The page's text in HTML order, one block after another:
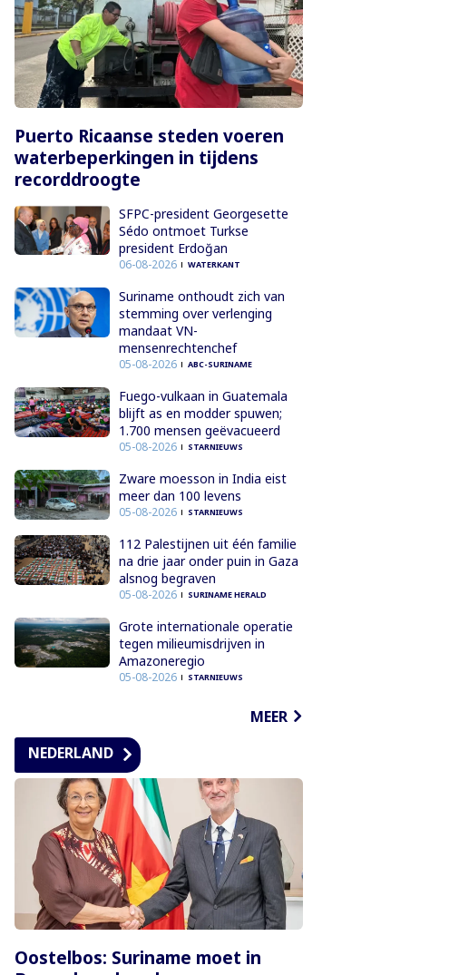
Puerto Ricaanse steden voeren
waterbeperkingen in tijdens
recorddroogte
SFPC-president Georgesette
Sédo ontmoet Turkse
president Erdoğan
06-08-2026 WATERKANT
Suriname onthoudt zich van
stemming over verlenging
mandaat VN-
mensenrechtenchef
05-08-2026 ABC-SURINAME
Fuego-vulkaan in Guatemala
blijft as en modder spuwen;
1.700 mensen geëvacueerd
05-08-2026 STARNIEUWS
Zware moesson in India eist
meer dan 100 levens
05-08-2026 STARNIEUWS
112 Palestijnen uit één familie
na drie jaar onder puin in Gaza
alsnog begraven
05-08-2026 SURINAME HERALD
Grote internationale operatie
tegen milieumisdrijven in
Amazoneregio
05-08-2026 STARNIEUWS
MEER
NEDERLAND
Oostelbos: Suriname moet in